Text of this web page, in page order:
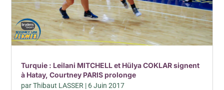
Turquie : Leilani MITCHELL et Hülya COKLAR signent
à Hatay, Courtney PARIS prolonge
parThibaut LASSER | 6 Juin 2017